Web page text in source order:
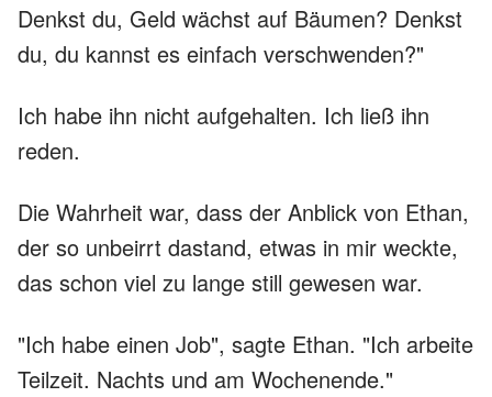
Denkst du, Geld wächst auf Bäumen? Denkst
du, du kannst es einfach verschwenden?"
Ich habe ihn nicht aufgehalten. Ich ließ ihn
reden.
Die Wahrheit war, dass der Anblick von Ethan,
der so unbeirrt dastand, etwas in mir weckte,
das schon viel zu lange still gewesen war.
"Ich habe einen Job", sagte Ethan. "Ich arbeite
Teilzeit. Nachts und am Wochenende."